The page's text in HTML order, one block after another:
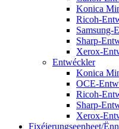
Konica
Ricoh-
Samsung-
Sharp-
Xerox-
Entwéckler
Konica
OCE-
Ricoh-
Sharp-
Xerox-
Fixéierungseenheet/